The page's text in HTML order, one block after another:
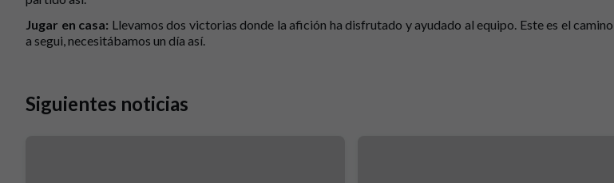
Jugar en casa: Llevamos dos victorias donde la afición ha disfrutado y ayudado al equipo. Este es el camino
a segui, necesitábamos un día así.
Siguientes noticias